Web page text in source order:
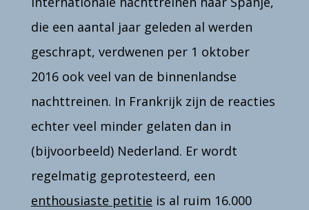
die een aantal jaar geleden al werden
geschrapt, verdwenen per 1 oktober
2016 ook veel van de binnenlandse
nachttreinen. In Frankrijk zijn de reacties
echter veel minder gelaten dan in
(bijvoorbeeld) Nederland. Er wordt
regelmatig geprotesteerd, een
enthousiaste petitie is al ruim 16.000